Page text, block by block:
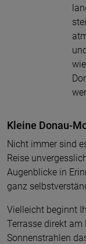
Kleine Donau-
Nicht immer sind
Reise
Augenblicke in
ganz
Vielleicht beginnt
Terrasse direkt am
Sonnenstrahlen